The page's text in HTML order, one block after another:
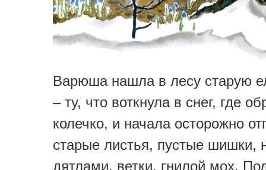
Варюша нашла в лесу старую
– ту, что воткнула в снег, где
колечко, и начала осторожно
старые листья, пустые шишки,
дятлами, ветки, гнилой мох.